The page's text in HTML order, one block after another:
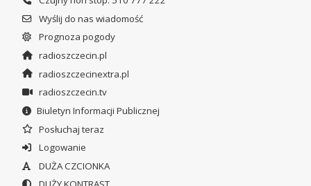
Wyślij do nas wiadomość
Prognoza pogody
radioszczecin.pl
radioszczecinextra.pl
radioszczecin.tv
Biuletyn Informacji Publicznej
Posłuchaj teraz
Logowanie
DUŻA CZCIONKA